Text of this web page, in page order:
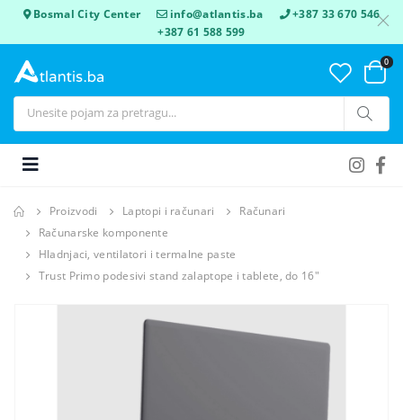
Bosmal City Center info@atlantis.ba
+387 33 670 546
+387 61 588 599
0
Proizvodi Laptopi i računari
Računari
Računarske komponente
Hladnjaci, ventilatori i termalne paste
Trust Primo podesivi stand zalaptope i tablete, do 16"